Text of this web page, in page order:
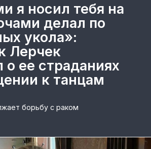
я носил тебя на
делал по
укола»:
Лерчек
о ее страданиях
к танцам
борьбу с раком